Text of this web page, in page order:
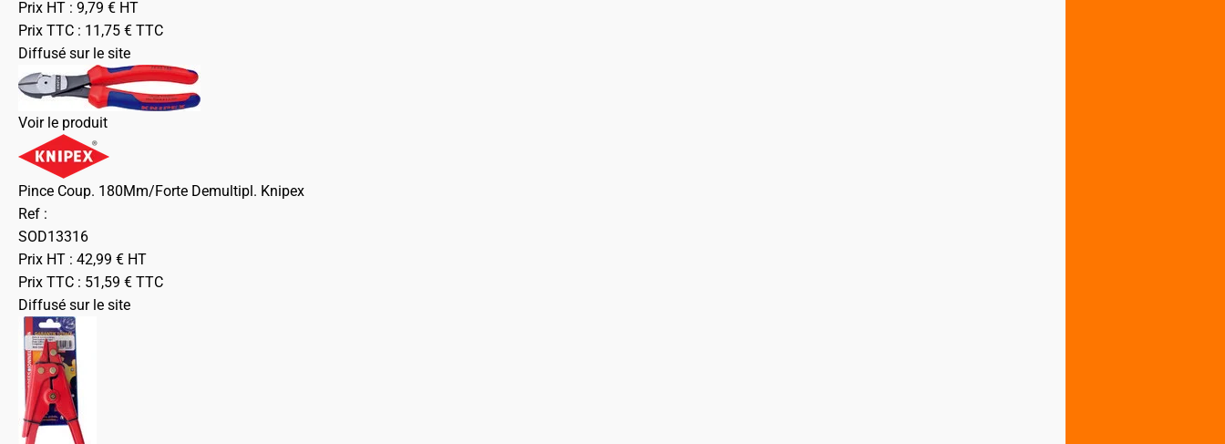
Prix HT : 9,79 € HT
Prix TTC : 11,75 € TTC
Diffusé sur le site
Voir le produit
Pince Coup. 180Mm/Forte Demultipl. Knipex
Ref :
SOD13316
Prix HT : 42,99 € HT
Prix TTC : 51,59 € TTC
Diffusé sur le site